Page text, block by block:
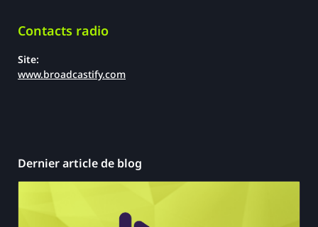
Contacts radio
Site:
www.broadcastify.com
Dernier article de blog